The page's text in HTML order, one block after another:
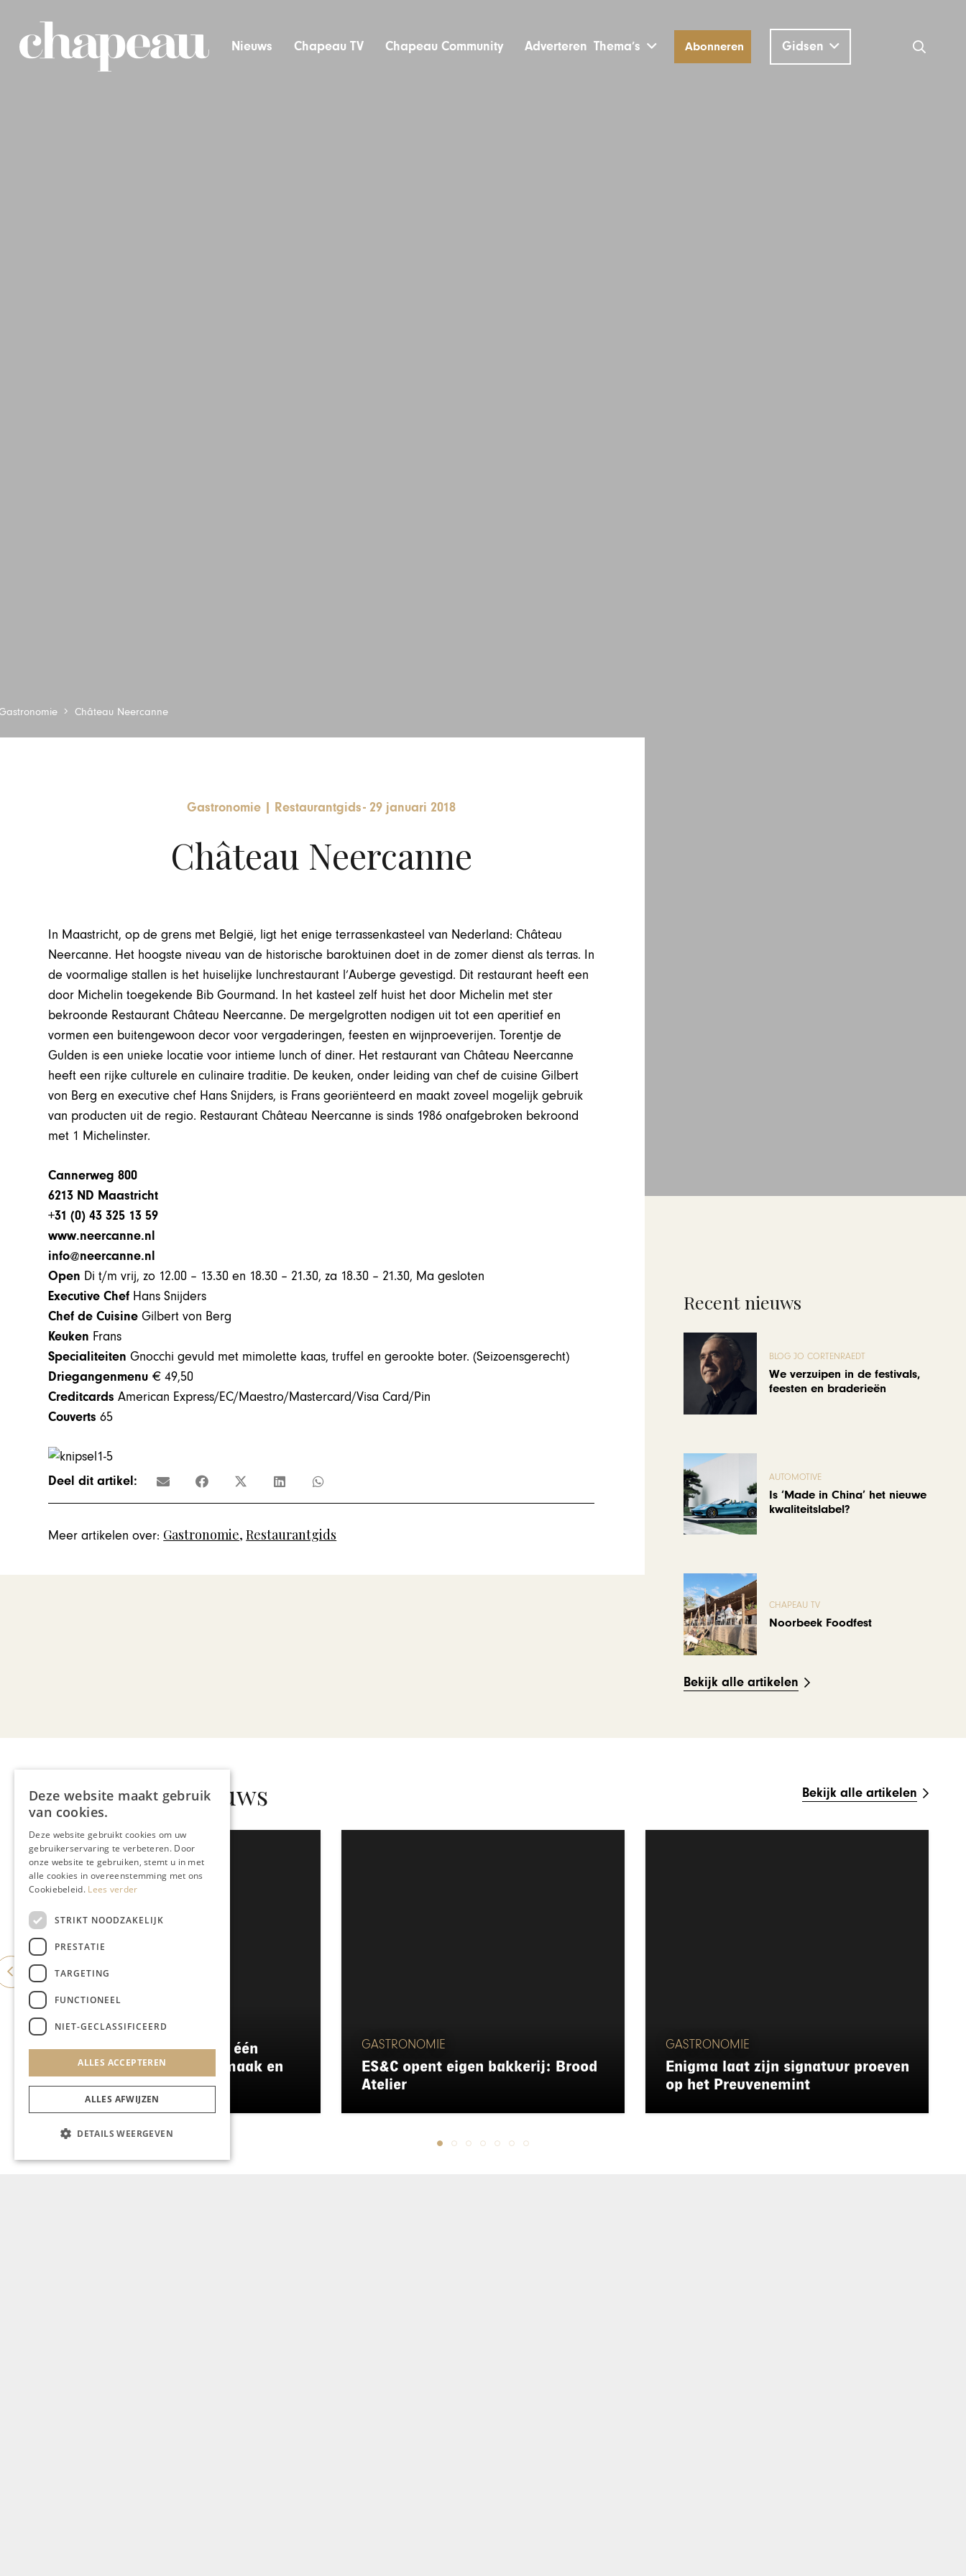
Nieuws Chapeau TV Chapeau Community Adverteren Thema’s Abonneren Gidsen
Château Neercanne
Gastronomie Restaurantgids-29 januari 2018
Château Neercanne
In Maastricht, op de grens met België, ligt het enige terrassenkasteel van Nederland: Château
Neercanne. Het hoogste niveau van de historische baroktuinen doet in de zomer dienst als terras. In
de voormalige stallen is het huiselijke lunchrestaurant l’Auberge gevestigd. Dit restaurant heeft een
door Michelin toegekende Bib Gourmand. In het kasteel zelf huist het door Michelin met ster
bekroonde Restaurant Château Neercanne. De mergelgrotten nodigen uit tot een aperitief en
vormen een buitengewoon decor voor vergaderingen, feesten en wijnproeverijen. Torentje de
Gulden is een unieke locatie voor intieme lunch of diner. Het restaurant van Château Neercanne
heeft een rijke culturele en culinaire traditie. De keuken, onder leiding van chef de cuisine Gilbert
von Berg en executive chef Hans Snijders, is Frans georiënteerd en maakt zoveel mogelijk gebruik
van producten uit de regio. Restaurant Château Neercanne is sinds 1986 onafgebroken bekroond
met 1 Michelinster.
Cannerweg 800
6213 ND Maastricht
+31 (0) 43 325 13 59
www.neercanne.nl
info@neercanne.nl
Open Di t/m vrij, zo 12.00 – 13.30 en 18.30 – 21.30, za 18.30 – 21.30, Ma gesloten
Executive Chef Hans Snijders
Chef de Cuisine Gilbert von Berg
Keuken Frans
Specialiteiten Gnocchi gevuld met mimolette kaas, truffel en gerookte boter. (Seizoensgerecht)
Driegangenmenu € 49,50
Creditcards American Express/EC/Maestro/Mastercard/Visa Card/Pin
Couverts 65
Deel dit artikel:
Meer artikelen over: Gastronomie,Restaurantgids
Recent nieuws
BLOG JO CORTENRAEDT
We verzuipen in de festivals,
feesten en braderieën
AUTOMOTIVE
Is ‘Made in China’ het nieuwe
kwaliteitslabel?
CHAPEAU TV
Noorbeek Foodfest
Bekijk alle artikelen
Gerelateerd nieuws Bekijk alle artikelen
GASTRONOMIE
Damianz stapt over naar één
menu: meer kwaliteit, smaak en
duurzaamheid
GASTRONOMIE
ES&C opent eigen bakkerij: Brood
Atelier
GASTRONOMIE
Enigma laat zijn signatuur proeven
op het Preuvenemint
Deze website maakt gebruik
van cookies.
Deze website gebruikt cookies om uw
gebruikerservaring te verbeteren. Door
onze website te gebruiken, stemt u in met
alle cookies in overeenstemming met ons
Cookiebeleid. Lees verder
STRIKT NOODZAKELIJK
PRESTATIE
TARGETING
FUNCTIONEEL
NIET-GECLASSIFICEERD
ALLES ACCEPTEREN
ALLES AFWIJZEN
DETAILS WEERGEVEN